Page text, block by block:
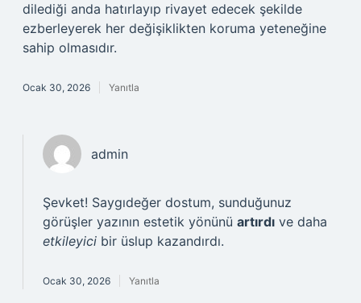
dilediği anda hatırlayıp rivayet edecek şekilde
ezberleyerek her değişiklikten koruma yeteneğine
sahip olmasıdır.
Ocak 30, 2026 Yanıtla
admin
Şevket! Saygıdeğer dostum, sunduğunuz
görüşler yazının estetik yönünü artırdı ve daha
etkileyici bir üslup kazandırdı.
Ocak 30, 2026 Yanıtla